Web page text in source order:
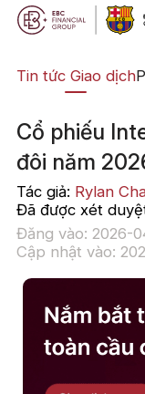
Tin tức Giao dịch
Cổ phiếu
đôi năm
Tác giả: Rylan
Đã được xét
Đăng vào: 2026-
Cập nhật vào: